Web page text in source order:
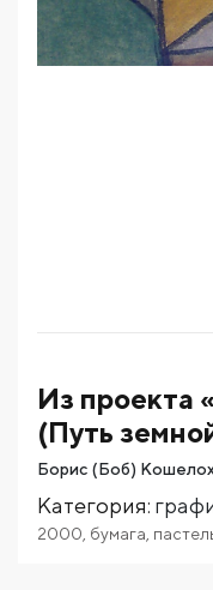
Из проекта
(Путь
Борис (Боб)
Категория:
2000 бумага